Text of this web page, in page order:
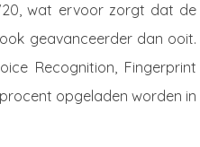
wat ervoor zorgt dat de
geavanceerder dan ooit.
Recognition, Fingerprint
opgeladen worden in